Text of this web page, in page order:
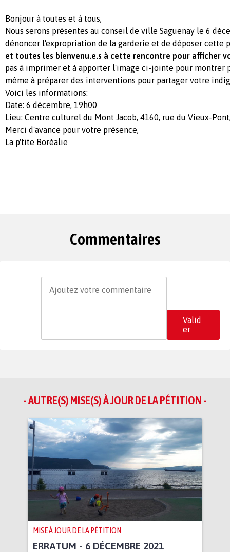
Bonjour à toutes et à tous,
Nous serons présentes au conseil de ville Saguenay le 6
dénoncer l'expropriation de la garderie et de déposer cette
et toutes les bienvenu.e.s à cette rencontre pour afficher
pas à imprimer et à apporter l'image ci-jointe pour montrer
même à préparer des interventions pour partager votre
Voici les informations:
Date: 6 décembre, 19h00
Lieu: Centre culturel du Mont Jacob, 4160, rue du Vieux-
Merci d'avance pour votre présence,
La p'tite Boréalie
Commentaires
Valid
er
- AUTRE(S) MISE(S) À JOUR DE LA PÉTITION -
MISE À JOUR DE LA PÉTITION
ERRATUM - 6 DÉCEMBRE 2021